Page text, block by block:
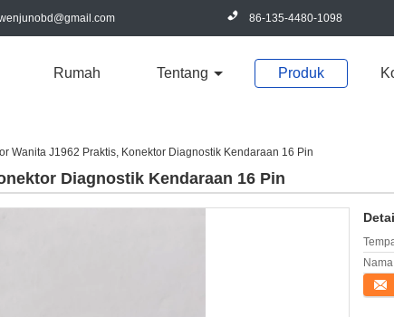
86-135-4480-1098
Rumah Tentang Produk
Wanita J1962 Praktis, Konektor Diagnostik Kendaraan 16 Pin
Diagnostik Kendaraan 16 Pin